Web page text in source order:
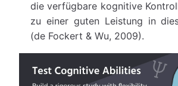
die verfügbare kognitive
zu einer guten Leistung in
(de Fockert & Wu, 2009).